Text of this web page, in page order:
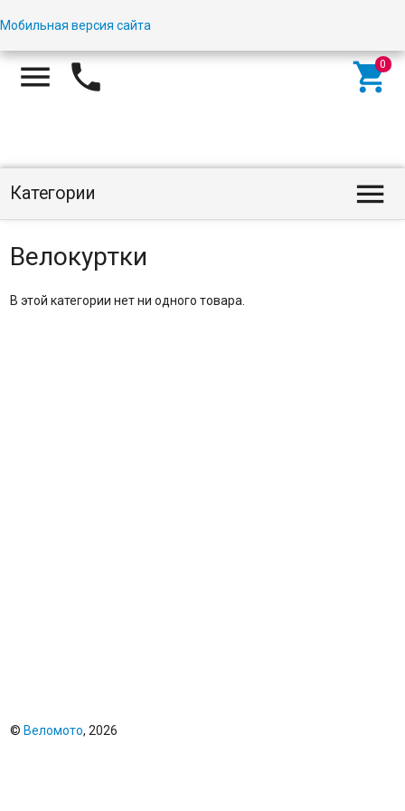
Мобильная версия сайта
  
Категории 
Велокуртки
В этой категории нет ни одного товара.
© Веломото, 2026